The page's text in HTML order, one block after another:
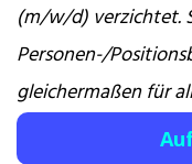
(m/w/d) verzichtet.
Personen-/
gleichermaßen für